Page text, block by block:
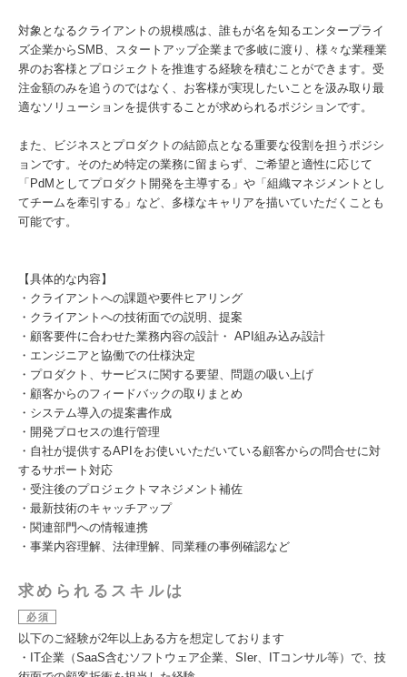
対象となるクライアントの規模感は、誰もが名を知るエンタープライ
ズ企業からSMB、スタートアップ企業まで多岐に渡り、様々な業種業
界のお客様とプロジェクトを推進する経験を積むことができます。受
注金額のみを追うのではなく、お客様が実現したいことを汲み取り最
適なソリューションを提供することが求められるポジションです。
また、ビジネスとプロダクトの結節点となる重要な役割を担うポジシ
ョンです。そのため特定の業務に留まらず、ご希望と適性に応じて
「PdMとしてプロダクト開発を主導する」や「組織マネジメントとし
てチームを牽引する」など、多様なキャリアを描いていただくことも
可能です。
【具体的な内容】
・クライアントへの課題や要件ヒアリング
・クライアントへの技術面での説明、提案
・顧客要件に合わせた業務内容の設計・ API組み込み設計
・エンジニアと協働での仕様決定
・プロダクト、サービスに関する要望、問題の吸い上げ
・顧客からのフィードバックの取りまとめ
・システム導入の提案書作成
・開発プロセスの進行管理
・自社が提供するAPIをお使いいただいている顧客からの問合せに対
するサポート対応
・受注後のプロジェクトマネジメント補佐
・最新技術のキャッチアップ
・関連部門への情報連携
・事業内容理解、法律理解、同業種の事例確認など
求められるスキルは
必須
以下のご経験が2年以上ある方を想定しております
・IT企業（SaaS含むソフトウェア企業、SIer、ITコンサル等）で、技